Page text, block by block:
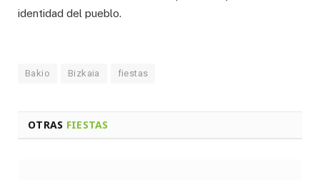
identidad del pueblo.
Bakio Bizkaia fiestas
OTRAS FIESTAS